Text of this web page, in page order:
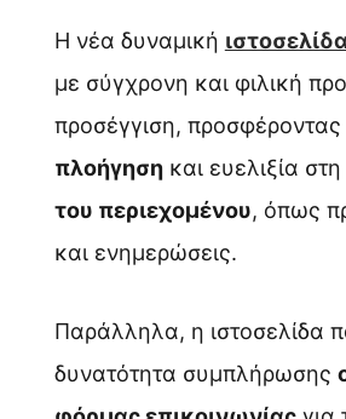
Η νέα δυναμική ιστοσελίδα
με σύγχρονη και φιλική
προσέγγιση, προσφέροντας
πλοήγησηκαι ευελιξία στη
του περιεχομένου, όπως
και ενημερώσεις.
Παράλληλα, η ιστοσελίδα
δυνατότητα συμπλήρωσης